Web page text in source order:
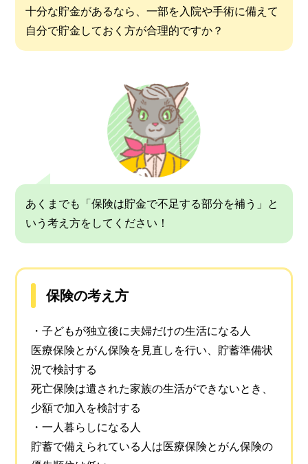
十分な貯金があるなら、一部を入院や手術に備えて
自分で貯金しておく方が合理的ですか？
あくまでも「保険は貯金で不足する部分を補う」と
いう考え方をしてください！
保険の考え方
・子どもが独立後に夫婦だけの生活になる人
医療保険とがん保険を見直しを行い、貯蓄準備状
況で検討する
死亡保険は遺された家族の生活ができないとき、
少額で加入を検討する
・一人暮らしになる人
貯蓄で備えられている人は医療保険とがん保険の